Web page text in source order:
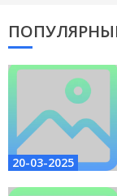
20-03-2025